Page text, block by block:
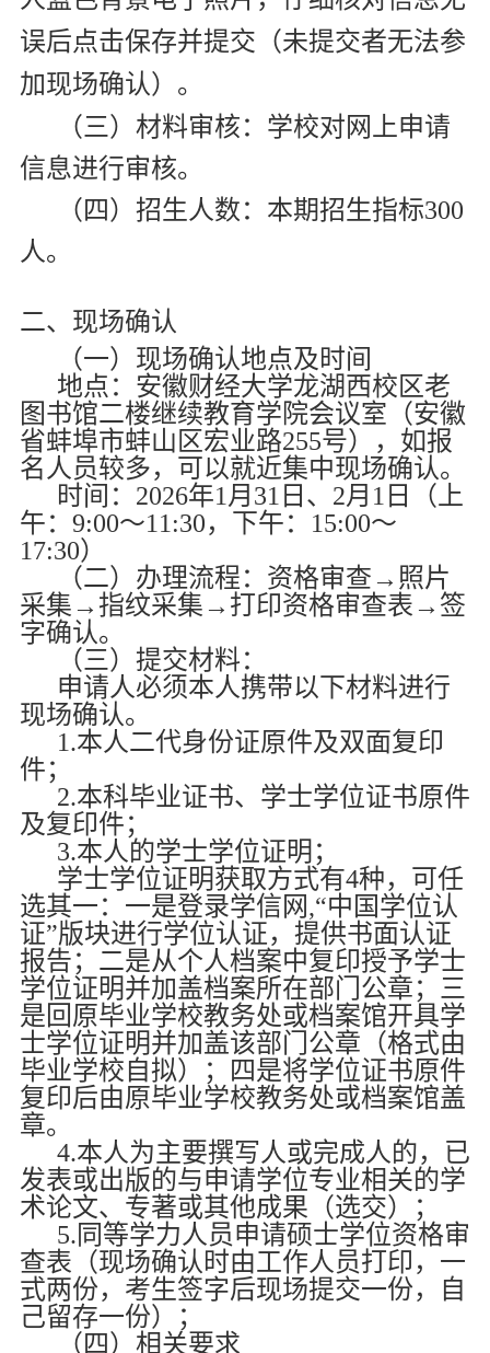
误后点击保存并提交（未提交者无法参
加现场确认）。
（三）材料审核：学校对网上申请
信息进行审核。
（四）招生人数：本期招生指标300
人。
二、现场确认
（一）现场确认地点及时间
地点：安徽财经大学龙湖西校区老
图书馆二楼继续教育学院会议室（安徽
省蚌埠市蚌山区宏业路255号），如报
名人员较多，可以就近集中现场确认。
时间： 2026年1月 31 日、 2月 1 日（上
午： 9:00～11:30，下午： 15:00～
17:30）
（二）办理流程：资格审查→照片
采集→指纹采集→打印资格审查表→签
字确认。
（三）提交材料：
申请人必须本人携带以下材料进行
现场确认。
1.本人二代身份证原件及双面复印
件；
2.本科毕业证书、学士学位证书原件
及复印件；
3.本人的学士学位证明；
学士学位证明获取方式有4种，可任
选其一：一是登录学信网 ,“中国学位认
证”版块进行学位认证，提供书面认证
报告；二是从个人档案中复印授予学士
学位证明并加盖档案所在部门公章；三
是回原毕业学校教务处或档案馆开具学
士学位证明并加盖该部门公章（格式由
毕业学校自拟）；四是将学位证书原件
复印后由原毕业学校教务处或档案馆盖
章。
4.本人为主要撰写人或完成人的，已
发表或出版的与申请学位专业相关的学
术论文、专著或其他成果（选交）；
5. 同等学力人员申请硕士学位资格审
查表（现场确认时由工作人员打印，一
式两份，考生签字后现场提交一份，自
己留存一份）；
（四）相关要求